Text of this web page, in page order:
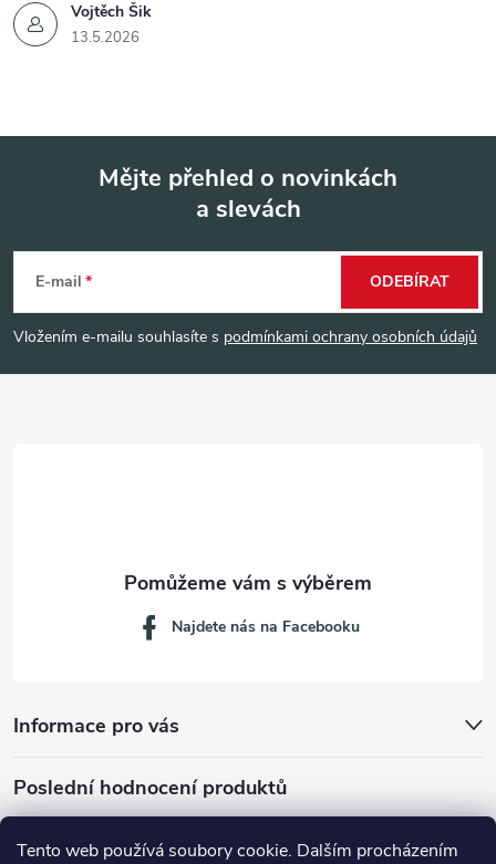
Tento web používá soubory cookie. Dalším procházením
Vojtěch Šik
13.5.2026
p
a
Mějte přehled o novinkách
a slevách
E-mail
Vložením e-mailu souhlasíte s podmínkami ochrany osobních údajů
ODEBÍRAT
Informace pro vás
Najdete nás na Facebooku
Poslední hodnocení produktů